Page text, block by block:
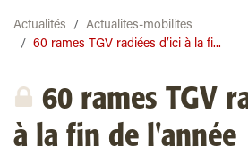
Actualités
Actualites-mobilites
60 rames TGV radiées d’ici à la fi...
60 rames TGV
à la fin de l'année